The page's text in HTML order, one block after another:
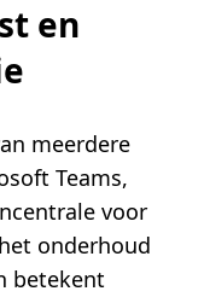
en
meerdere
Teams,
voor
onderhoud
betekent